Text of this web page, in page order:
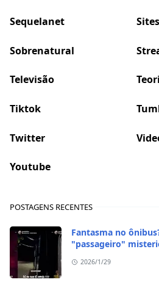
Sequelanet Sites
Sobrenatural
Televisão
Tiktok
Twitter
Youtube
POSTAGENS RECENTES
Fantasma no
"passageiro"
2026/1/29